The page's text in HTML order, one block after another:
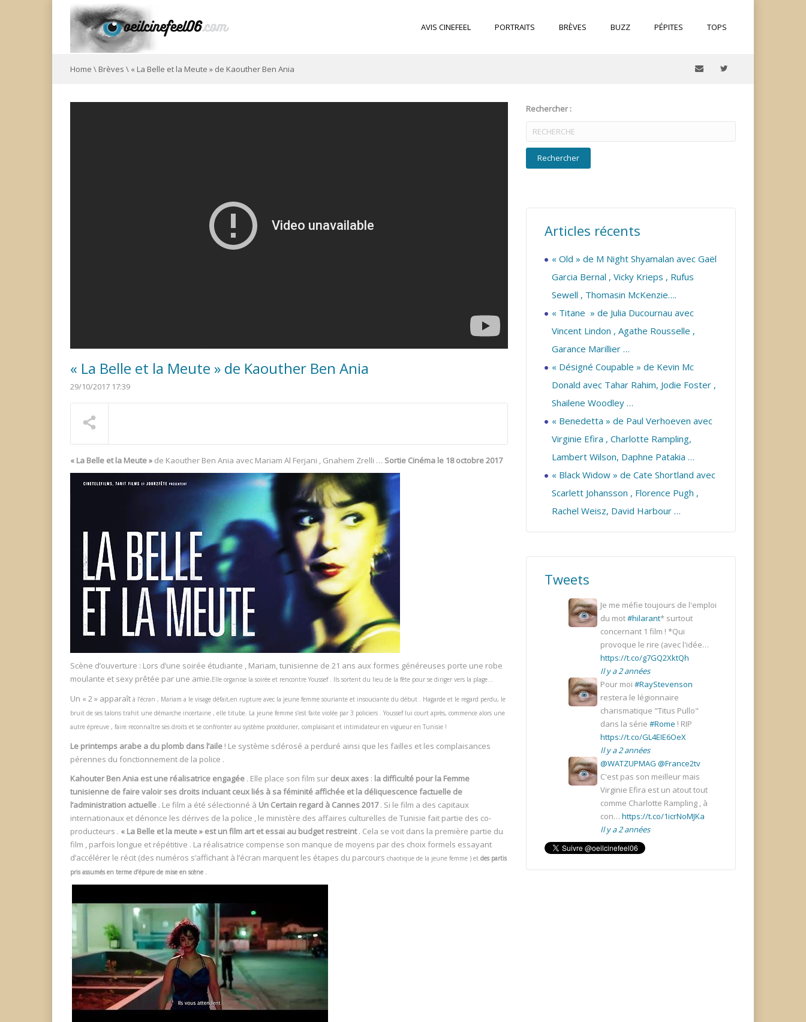
AVIS CINEFEEL PORTRAITS BRÈVES BUZZ PÉPITES TOPS
Home \ Brèves \ « La Belle et la Meute » de Kaouther Ben Ania
« La Belle et la Meute » de Kaouther Ben Ania
29/10/2017 17:39
« La Belle et la Meute » de Kaouther Ben Ania avec Mariam Al Ferjani , Gnahem Zrelli … Sortie Cinéma le 18 octobre 2017
Scène d’ouverture : Lors d’une soirée étudiante , Mariam, tunisienne de 21 ans aux formes généreuses porte une robe
moulante et sexy prêtée par une amie.Elle organise la soirée et rencontre Youssef . Ils sortent du lieu de la fête pour se diriger vers la plage…
Un « 2 » apparaît à l’écran , Mariam a le visage défait,en rupture avec la jeune femme souriante et insouciante du début . Hagarde et le regard perdu, le
bruit de ses talons trahit une démarche incertaine , elle titube. La jeune femme s’est faite violée par 3 policiers . Youssef lui court après, commence alors une
autre épreuve , faire reconnaître ses droits et se confronter au système procédurier, complaisant et intimidateur en vigueur en Tunisie !
Le printemps arabe a du plomb dans l’aile ! Le système sclérosé a perduré ainsi que les failles et les complaisances
pérennes du fonctionnement de la police .
Kahouter Ben Ania est une réalisatrice engagée . Elle place son film sur deux axes : la difficulté pour la Femme
tunisienne de faire valoir ses droits incluant ceux liés à sa féminité affichée et la déliquescence factuelle de
l’administration actuelle . Le film a été sélectionné à Un Certain regard à Cannes 2017. Si le film a des capitaux
internationaux et dénonce les dérives de la police , le ministère des affaires culturelles de Tunisie fait partie des co-
producteurs . « La Belle et la meute » est un film art et essai au budget restreint. Cela se voit dans la première partie du
film , parfois longue et répétitive . La réalisatrice compense son manque de moyens par des choix formels essayant
d’accélérer le récit (des numéros s’affichant à l’écran marquent les étapes du parcours chaotique de la jeune femme ) et des partis
pris assumés en terme d’épure de mise en scène .
.
Rechercher :
Articles récents
« Old » de M Night Shyamalan avec Gaël
Garcia Bernal , Vicky Krieps , Rufus
Sewell , Thomasin McKenzie….
« Titane » de Julia Ducournau avec
Vincent Lindon , Agathe Rousselle ,
Garance Marillier …
« Désigné Coupable » de Kevin Mc
Donald avec Tahar Rahim, Jodie Foster ,
Shailene Woodley …
« Benedetta » de Paul Verhoeven avec
Virginie Efira , Charlotte Rampling,
Lambert Wilson, Daphne Patakia …
« Black Widow » de Cate Shortland avec
Scarlett Johansson , Florence Pugh ,
Rachel Weisz, David Harbour …
Tweets
Je me méfie toujours de l'emploi
du mot#hilarant* surtout
concernant 1 film ! *Qui
provoque le rire (avec l'idée…
https://t.co/g7GQ2XktQh
Il y a 2 années
Pour moi #RayStevenson
restera le légionnaire
charismatique "Titus Pullo"
dans la série #Rome ! RIP
https://t.co/GL4EIE6OeX
Il y a 2 années
@WATZUPMAG @France2tv
C'est pas son meilleur mais
Virginie Efira est un atout tout
comme Charlotte Rampling , à
con… https://t.co/1icrNoMJKa
Il y a 2 années